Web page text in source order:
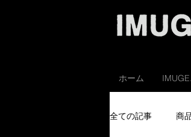
ホーム
全ての記事 商